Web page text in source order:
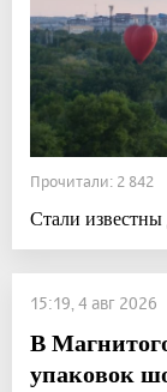
Прочитали: 2
Стали
15:19, 4 авг 2026
В
упаковок